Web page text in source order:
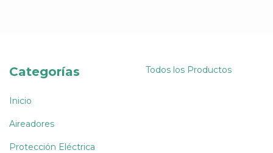
Categorías
Inicio
Aireadores
Protección Eléctrica
Todos los Productos